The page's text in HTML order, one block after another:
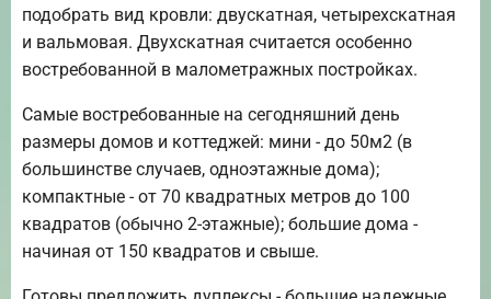
подобрать вид кровли: двускатная, четырехскатная
и вальмовая. Двухскатная считается особенно
востребованной в малометражных постройках.
Самые востребованные на сегодняшний день
размеры домов и коттеджей: мини - до 50м2 (в
большинстве случаев, одноэтажные дома);
компактные - от 70 квадратных метров до 100
квадратов (обычно 2-этажные); большие дома -
начиная от 150 квадратов и свыше.